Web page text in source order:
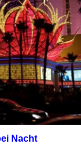
Nacht